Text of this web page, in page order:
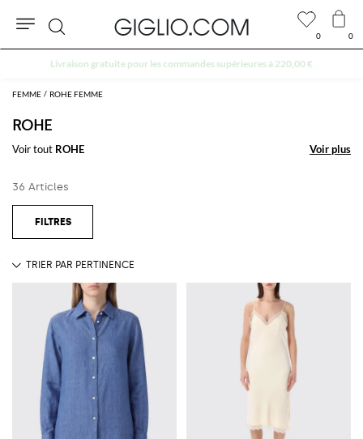
FEMME ROHE FEMME
ROHE
Voir tout ROHE Voir plus
Voir plus
36 Articles
0 0
Rechercher
10 % extra sur l'espace Outlet